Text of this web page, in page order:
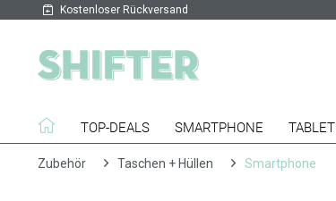
Kostenloser Rückversand
TOP-DEALS SMARTPHONE TABLET
Zubehör Taschen + Hüllen Smartphone